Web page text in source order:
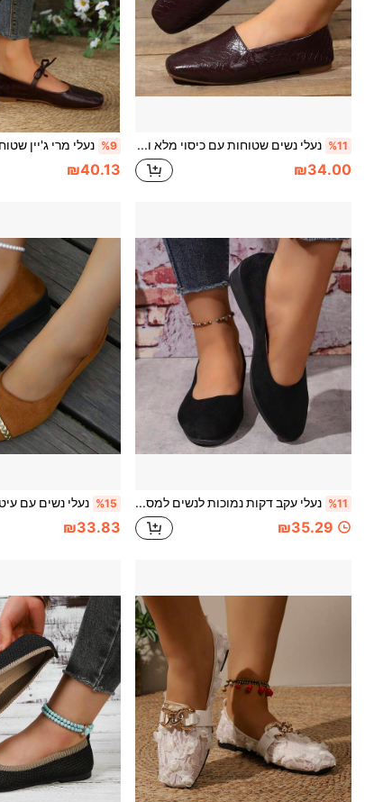
%11 נעלי נשים שטוחות עם כיסוי מלא ועיטור בולט, עיצוב ריבועי של האצבעות, דפוס שזירה משובץ, סגנון וינטג' מיילרד, נעלי לופר PU שמן שחום כהה לנסיעות למשרד, לכל העונות
₪34.00
%9
₪40.13
%11 נעלי עקב דקות נמוכות לנשים למסע יומיומי, צבע אחיד, חלק, קצה מחודד, סגנון עדין, למקום העבודה ויומיום, אביב/סתיו, זמש שחור
₪35.29
%15
₪33.83